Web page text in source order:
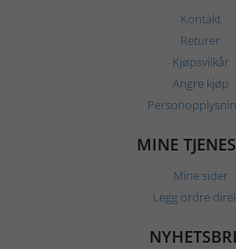
Kontakt
Returer
Kjøpsvilkår
Angre kjøp
MINE
Mine sider
Legg ordre